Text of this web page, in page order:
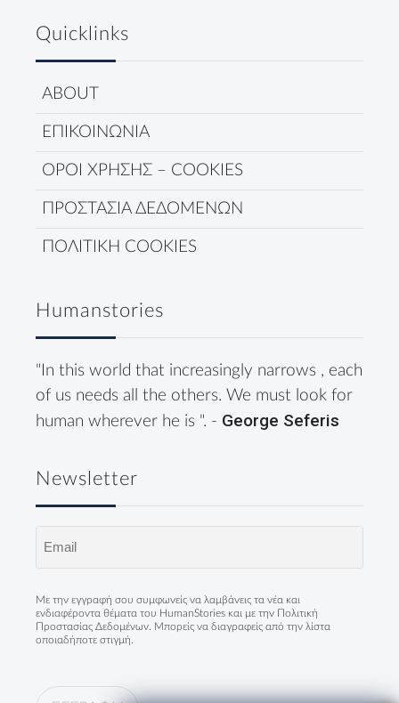
Quicklinks
ABOUT
ΕΠΙΚΟΙΝΩΝΙΑ
ΟΡΟΙ ΧΡΗΣΗΣ – COOKIES
ΠΡΟΣΤΑΣΙΑ ΔΕΔΟΜΕΝΩΝ
ΠΟΛΙΤΙΚΗ COOKIES
Humanstories
"In this world that increasingly narrows , each
of us needs all the others. We must look for
human wherever he is ". - George Seferis
Newsletter
Με την εγγραφή σου συμφωνείς να λαμβάνεις τα νέα και
ενδιαφέροντα θέματα του HumanStories και με την
Πολιτική
Προστασίας Δεδομένων. Μπορείς να διαγραφείς από την λίστα
οποιαδήποτε στιγμή.